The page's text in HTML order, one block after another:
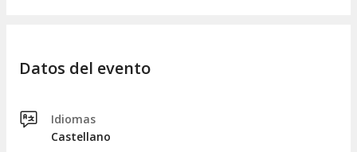
Datos del evento
Idiomas
Castellano